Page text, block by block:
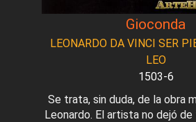
Gioconda
LEONARDO DA VINCI SER
LEO
1503-6
Se trata, sin duda, de la obra
Leonardo. El artista no dejó